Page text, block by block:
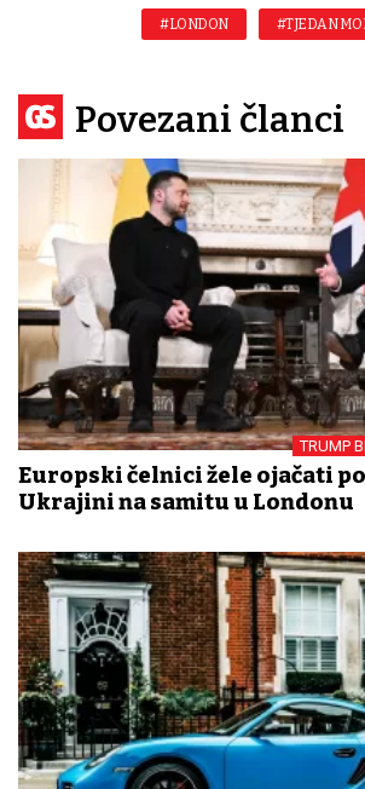
#LONDON #TJEDAN
Povezani članci
TRUMP
Europski čelnici žele ojačati
Ukrajini na samitu u Londonu